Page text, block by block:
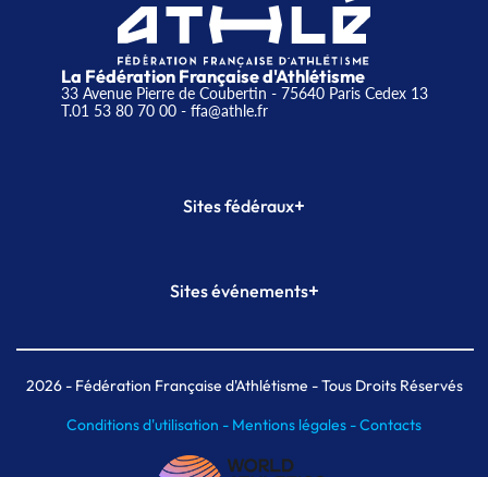
La Fédération Française d'Athlétisme
33 Avenue Pierre de Coubertin - 75640 Paris Cedex 13
T.01 53 80 70 00- ffa@athle.fr
Sites fédéraux+
Plateforme Formation
Sites événements+
Meeting de Paris indoor
MAIF Ekiden de Paris
2026- Fédération Française d'Athlétisme - Tous Droits Réservés
Conditions d'utilisation - Mentions légales -Contacts